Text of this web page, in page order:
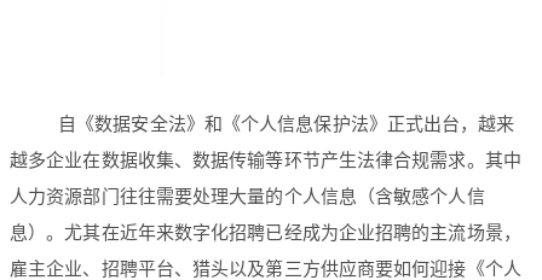
自《数据安全法》和《个人信息保护法》正式出台，越来
越多企业在数据收集、数据传输等环节产生法律合规需求。其中
人力资源部门往往需要处理大量的个人信息（含敏感个人信
息）。尤其在近年来数字化招聘已经成为企业招聘的主流场景，
雇主企业、招聘平台、猎头以及第三方供应商要如何迎接《个人